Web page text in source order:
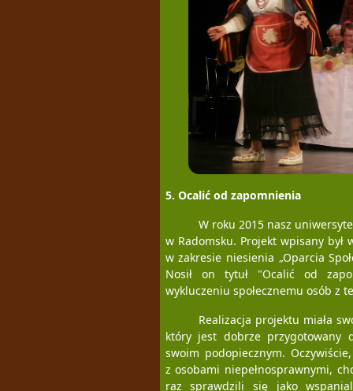
5. Ocalić od zapomnienia
W roku 2015 nasz
w Radomsku. Projekt wpisany był
w zakresie niesienia „Oparcia
Nosił on tytuł "Ocalić od
wykluczeniu społecznemu osób z
Realizacja projektu miała
który jest dobrze przygotowany
swoim podopiecznym.
z osobami niepełnosprawnymi,
raz sprawdzili się jako